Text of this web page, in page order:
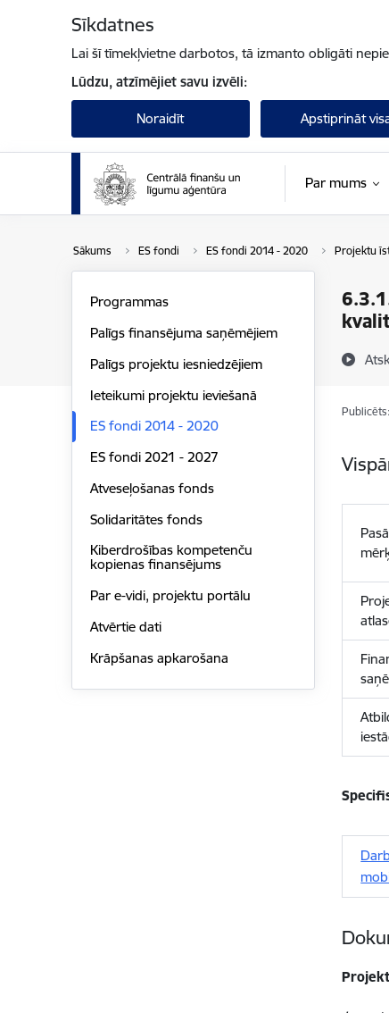
Sīkdatnes
Lai šī tīmekļvietne darbotos, tā izmanto obligāti
Lūdzu, atzīmējiet savu izvēli:
Noraidīt Apstiprināt
Par mums
Sākums ES fondi ES fondi 2014 - 2020 Projektu
Programmas
Palīgs finansējuma saņēmējiem
Palīgs projektu iesniedzējiem
Ieteikumi projektu ieviešanā
ES fondi 2014 - 2020
ES fondi 2021 - 2027
Atveseļošanas fonds
Solidaritātes fonds
Kiberdrošības kompetenču
kopienas finansējums
Par e-vidi, projektu portālu
Atvērtie dati
Krāpšanas apkarošana